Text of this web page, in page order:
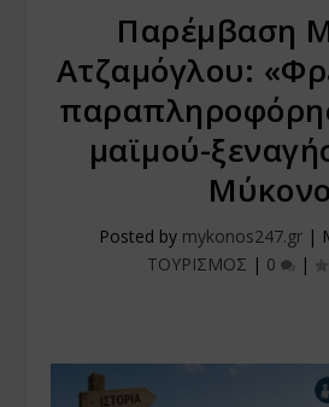
Παρέμβαση
Ατζαμόγλου:
μαϊμού-
Μύκονο
Posted by mykonos247.gr|
ΤΟΥΡΙΣΜΟΣ | 0 |